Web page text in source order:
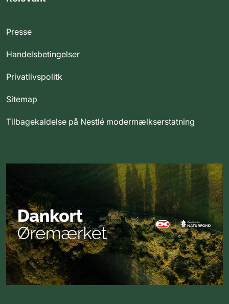
Presse
Handelsbetingelser
Privatlivspolitk
Sitemap
Tilbagekaldelse på Nestlé modermælkserstatning